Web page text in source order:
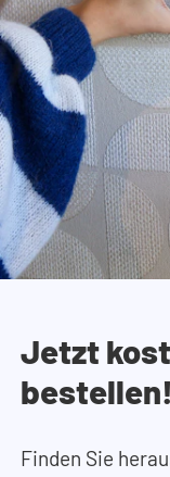
Jetzt
bestellen!
Finden Sie